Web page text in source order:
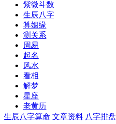
紫微斗数
生辰八字
算姻缘
测关系
周易
起名
风水
看相
解梦
星座
老黄历
生辰八字算命 文章资料 八字排盘